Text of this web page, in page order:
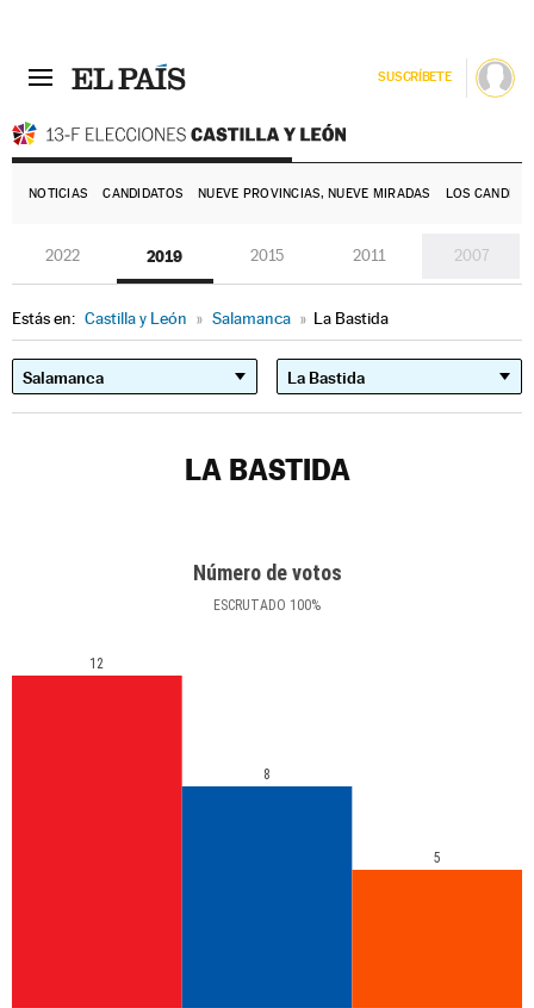
SUSCRÍBETE
NOTICIAS CANDIDATOS NUEVE PROVINCIAS, NUEVE MIRADAS LOS
2022 2019 2015 2011 2007
Estás en: Castilla y León » Salamanca » La Bastida
LA BASTIDA
Número de votos
ESCRUTADO 100%
12
8
5